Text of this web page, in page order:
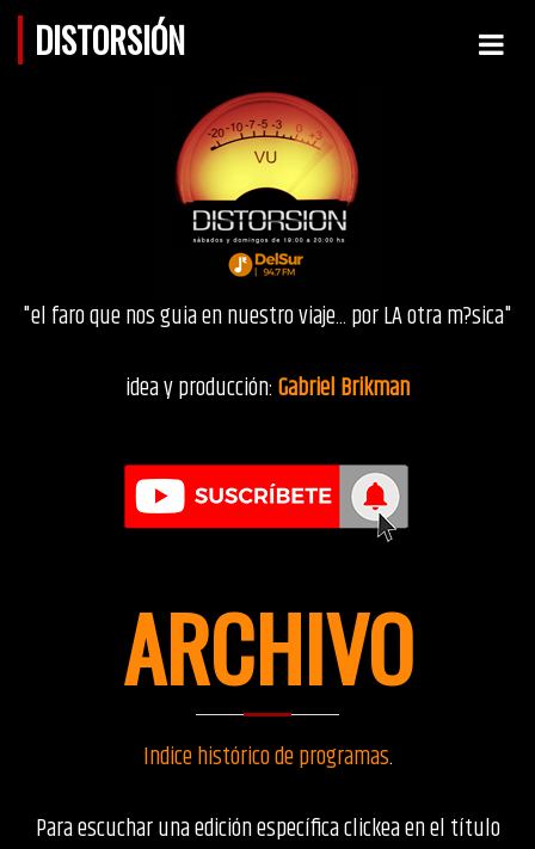
DISTORSIÓN
"el faro que nos guia en nuestro viaje... por LA otra m?sica"
idea y producción:Gabriel Brikman
ARCHIVO
Indice histórico de programas.
Para escuchar una edición específica clickea en el título